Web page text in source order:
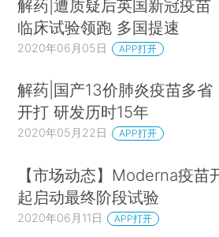
解药|遭质疑后英国新冠疫苗
临床试验领跑 多国提速
2020年06月05日 APP打开
解药|国产13价肺炎疫苗多省
开打 研发历时15年
2020年05月22日 APP打开
【市场动态】Moderna疫苗
起启动最终阶段试验
2020年06月11日 APP打开